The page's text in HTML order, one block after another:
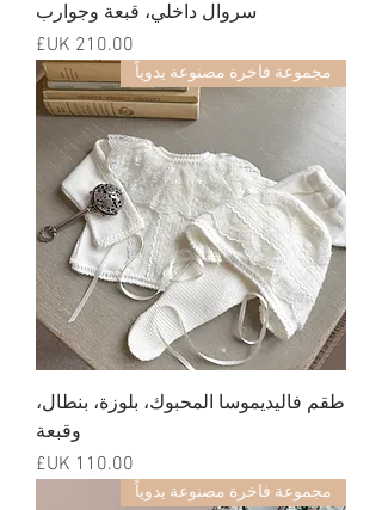
سروال داخلي، قبعة وجوارب
السعر
مجموعة فاخرة مصنوعة يدوياً
طقم فاليديموسا المحبوك، بلوزة، بنطال،
وقبعة
السعر
مجموعة فاخرة مصنوعة يدوياً